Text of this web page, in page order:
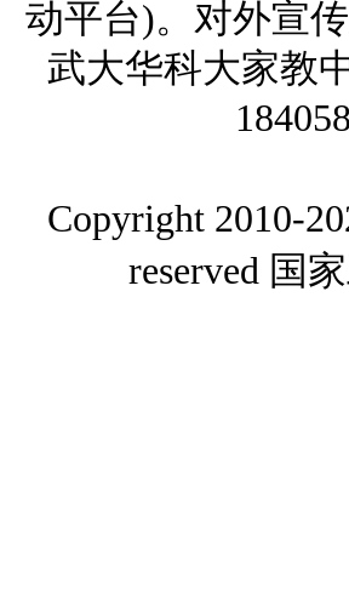
动平台)。对外宣
武大华科大家教
Copyright 2010-
reserved 国